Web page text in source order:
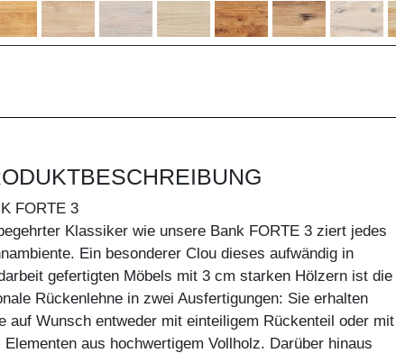
FORTE 3
Klassiker wie unsere Bank FORTE 3 ziert jedes
Ein besonderer Clou dieses aufwändig in
gefertigten Möbels mit 3 cm starken Hölzern ist die
Rückenlehne in zwei Ausfertigungen: Sie erhalten
auf Wunsch entweder mit einteiligem Rückenteil oder mit
Elementen aus hochwertigem Vollholz. Darüber hinaus